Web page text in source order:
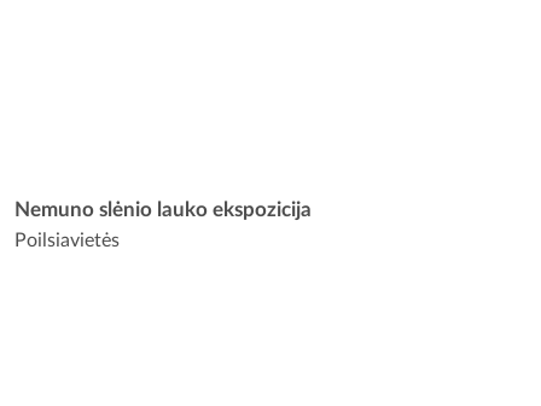
Nemuno slėnio lauko ekspozicija
Poilsiavietės